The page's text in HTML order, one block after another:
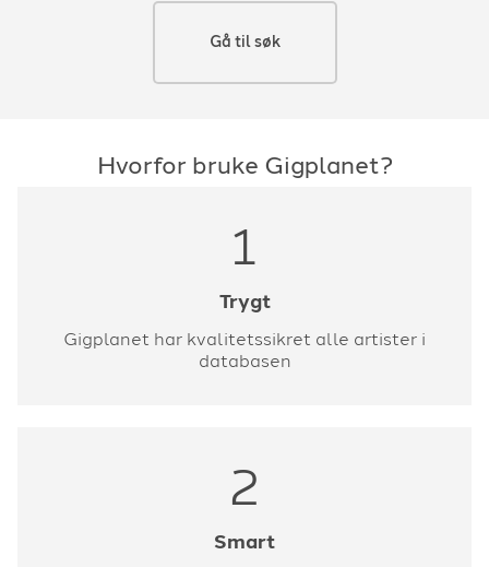
Gå til søk
Hvorfor bruke Gigplanet?
1
Trygt
Gigplanet har kvalitetssikret alle artister i
databasen
2
Smart